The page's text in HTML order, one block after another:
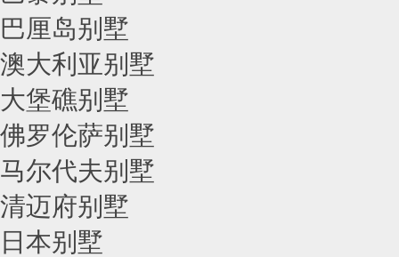
巴厘岛别墅
澳大利亚别墅
大堡礁别墅
佛罗伦萨别墅
马尔代夫别墅
清迈府别墅
日本别墅